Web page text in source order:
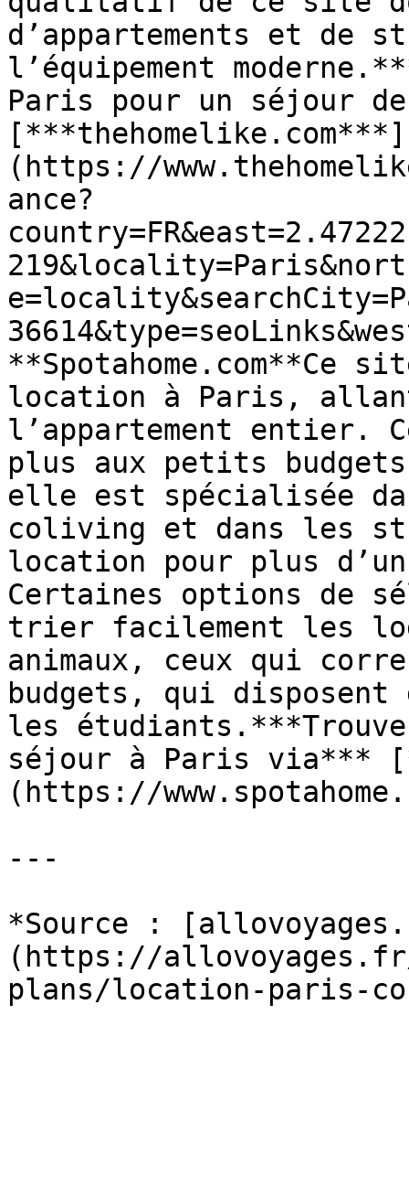
d’appartements et de
l’équipement
Paris pour un séjour
[***thehomelike.com***]
(https://
ance?
**Spotahome.com**Ce
location à Paris,
l’appartement entier.
plus aux petits
elle est spécialisée
coliving et dans les
location pour plus
Certaines options de
trier facilement les
animaux, ceux qui
budgets, qui
les
séjour à Paris via***
(https://
---
*Source :
(https://